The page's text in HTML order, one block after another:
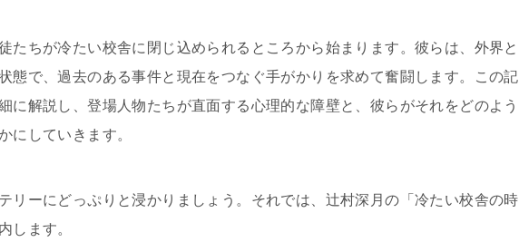
たちが冷たい校舎に閉じ込められるところから始まります。彼らは、外界と
態で、過去のある事件と現在をつなぐ手がかりを求めて奮闘します。この記
に解説し、登場人物たちが直面する心理的な障壁と、彼らがそれをどのよう
にしていきます。
リーにどっぷりと浸かりましょう。それでは、辻村深月の「冷たい校舎の時
します。